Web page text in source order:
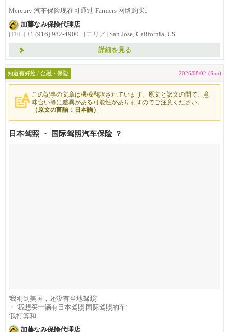
Mercury 汽车保险现在可通过 Farmers 网络购买。
加藤なみ保険代理店
[TEL] +1 (916) 982-4900 [エリア] San Jose, California, US
詳細を見る
知道有好处 / 金融・保险 2026/08/02 (Sun)
この記事の文章は機械翻訳されています。原文と訳文の間で、意
味合い等に差異がある可能性がありますのでご注意ください。
（原文の言語：日本語）
日本驾照 ・ 国际驾照汽车保险 ？
'我刚到美国，还没有当地驾照'
・ '我想买一辆有日本驾照 国际驾照的车'
'我打算和...
加藤なみ保険代理店